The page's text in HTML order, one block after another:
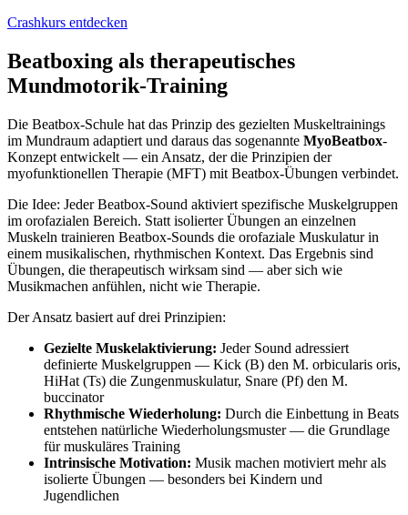
Crashkurs entdecken
Beatboxing als therapeutisches
Mundmotorik-Training
Die Beatbox-Schule hat das Prinzip des gezielten Muskeltrainings
im Mundraum adaptiert und daraus das sogenannte MyoBeatbox-
Konzept entwickelt — ein Ansatz, der die Prinzipien der
myofunktionellen Therapie (MFT) mit Beatbox-Übungen verbindet.
Die Idee: Jeder Beatbox-Sound aktiviert spezifische Muskelgruppen
im orofazialen Bereich. Statt isolierter Übungen an einzelnen
Muskeln trainieren Beatbox-Sounds die orofaziale Muskulatur in
einem musikalischen, rhythmischen Kontext. Das Ergebnis sind
Übungen, die therapeutisch wirksam sind — aber sich wie
Musikmachen anfühlen, nicht wie Therapie.
Der Ansatz basiert auf drei Prinzipien:
Gezielte Muskelaktivierung: Jeder Sound adressiert
definierte Muskelgruppen — Kick (B) den M. orbicularis oris,
HiHat (Ts) die Zungenmuskulatur, Snare (Pf) den M.
buccinator
Rhythmische Wiederholung: Durch die Einbettung in Beats
entstehen natürliche Wiederholungsmuster — die Grundlage
für muskuläres Training
Intrinsische Motivation: Musik machen motiviert mehr als
isolierte Übungen — besonders bei Kindern und
Jugendlichen